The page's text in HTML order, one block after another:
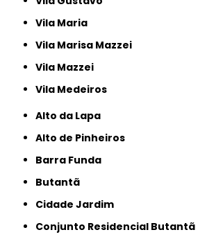
Vila Maria
Vila Marisa Mazzei
Vila Mazzei
Vila Medeiros
Alto da Lapa
Alto de Pinheiros
Barra Funda
Butantã
Cidade Jardim
Conjunto Residencial Butantã